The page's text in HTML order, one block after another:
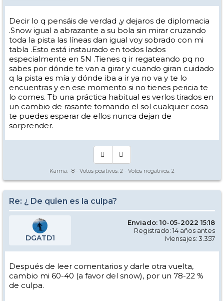
Decir lo q pensáis de verdad ,y dejaros de diplomacia
.Snow igual a abrazante a su bola sin mirar cruzando
toda la pista las líneas dan igual voy sobrado con mi
tabla .Esto está instaurado en todos lados
especialmente en SN .Tienes q ir regateando pq no
sabes por dónde te van a girar y cuando giran cuidado
q la pista es mía y dónde iba a ir ya no va y te lo
encuentras y en ese momento si no tienes pericia te
lo comes. Tb una práctica habitual es verlos tirados en
un cambio de rasante tomando el sol cualquier cosa
te puedes esperar de ellos nunca dejan de
sorprender.
Karma: -8 - Votos positivos: 2 - Votos negativos: 2
Re: ¿ De quien es la culpa?
DGATD1
Enviado: 10-05-2022 15:18
Registrado: 14 años antes
Mensajes: 3.357
Después de leer comentarios y darle otra vuelta,
cambio mi 60-40 (a favor del snow), por un 78-22 %
de culpa.